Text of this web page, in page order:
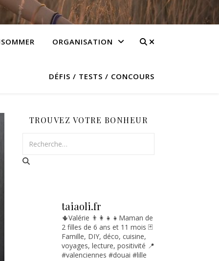
ORGANISATION
DÉFIS / TESTS / CONCOURS
TROUVEZ VOTRE BONHEUR
taiaoli.fr
🌵Valérie 👨‍👩‍👧‍👧Maman de
2 filles de 6 ans et 11 mois 🃏
Famille, DIY, déco, cuisine,
voyages, lecture, positivité 📍
#valenciennes #douai #lille